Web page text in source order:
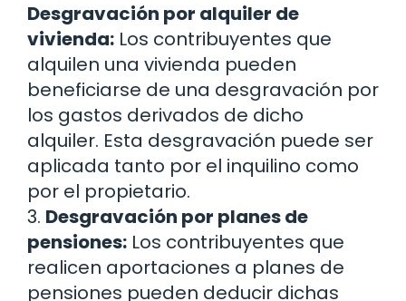
Desgravación por alquiler de
vivienda: Los contribuyentes que
alquilen una vivienda pueden
beneficiarse de una desgravación por
los gastos derivados de dicho
alquiler. Esta desgravación puede ser
aplicada tanto por el inquilino como
por el propietario.
3. Desgravación por planes de
pensiones: Los contribuyentes que
realicen aportaciones a planes de
pensiones pueden deducir dichas